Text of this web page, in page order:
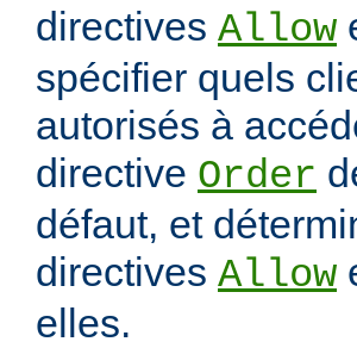
directives Allow
spécifier quels
autorisés à
directive Order
défaut, et
directives Allow
elles.